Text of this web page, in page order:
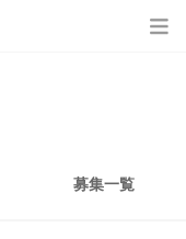
募集一覧